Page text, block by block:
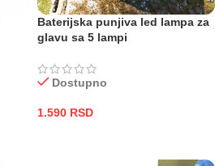
Baterijska punjiva led lampa za
glavu sa 5 lampi
Dostupno
1.590 RSD